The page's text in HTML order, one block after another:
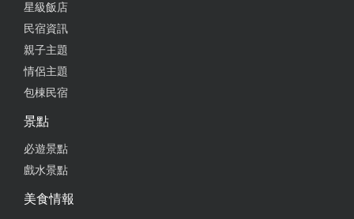
星級飯店
民宿資訊
親子主題
情侶主題
包棟民宿
景點
必遊景點
戲水景點
美食情報